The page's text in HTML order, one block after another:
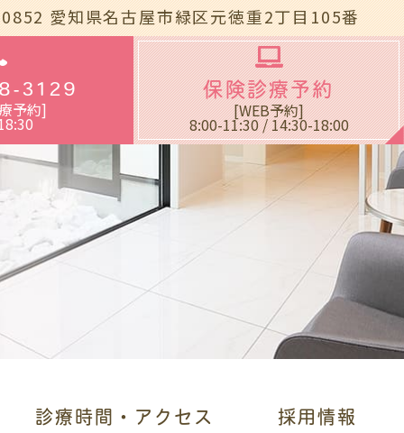
愛知県名古屋市緑区元徳重2丁目105番
3129
予約]
保険診療予約
[WEB予約]
8:00-11:30 / 14:30-18:00
診療時間・アクセス 採用情報